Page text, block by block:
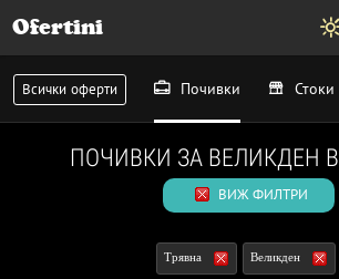
Ofertini
Всички оферти Почивки Стоки
ПОЧИВКИ ЗА ВЕЛИКДЕН В
ВИЖ ФИЛТРИ
Трявна Великден